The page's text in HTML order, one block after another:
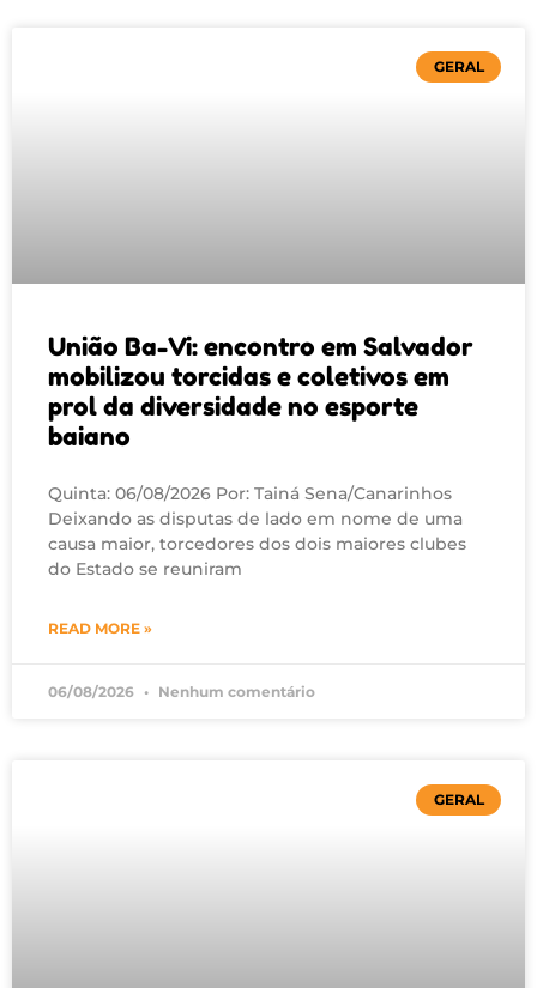
GERAL
União Ba-Vi: encontro em Salvador
mobilizou torcidas e coletivos em
prol da diversidade no esporte
baiano
Quinta: 06/08/2026 Por: Tainá Sena/Canarinhos
Deixando as disputas de lado em nome de uma
causa maior, torcedores dos dois maiores clubes
do Estado se reuniram
READ MORE »
06/08/2026 Nenhum comentário
GERAL